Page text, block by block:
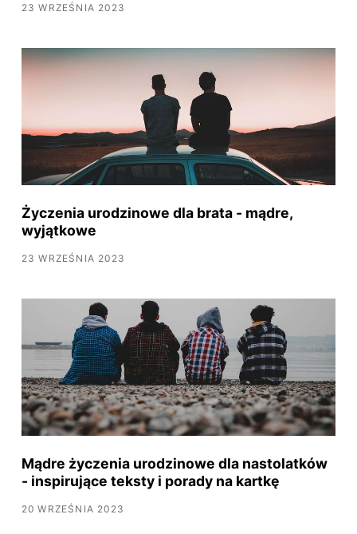
23 WRZEŚNIA 2023
Życzenia urodzinowe dla brata - mądre,
wyjątkowe
23 WRZEŚNIA 2023
Mądre życzenia urodzinowe dla nastolatków
- inspirujące teksty i porady na kartkę
20 WRZEŚNIA 2023